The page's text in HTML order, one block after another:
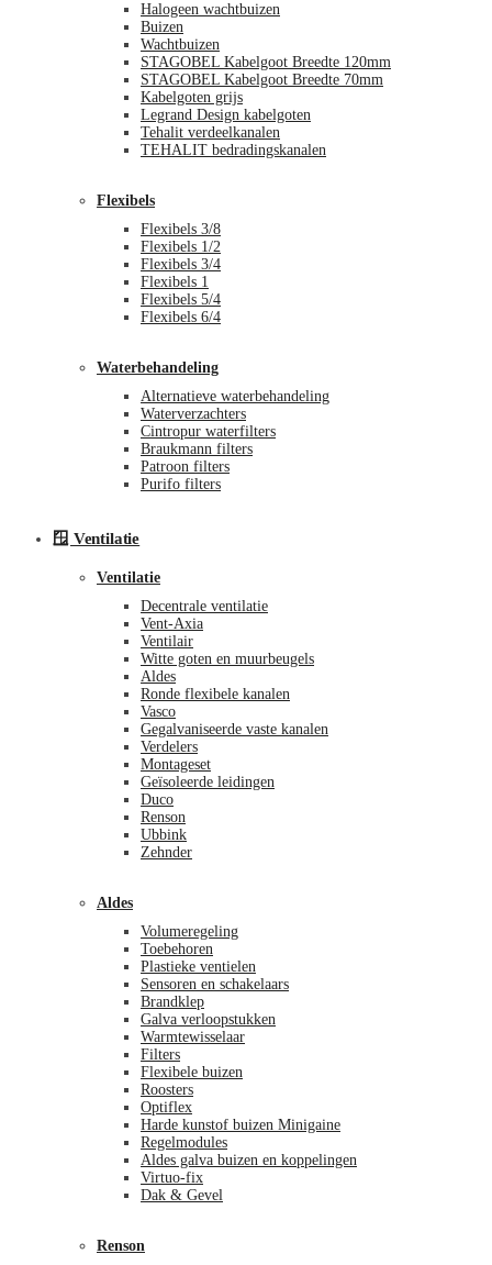
Halogeen wachtbuizen
Buizen
Wachtbuizen
STAGOBEL Kabelgoot Breedte 120mm
STAGOBEL Kabelgoot Breedte 70mm
Kabelgoten grijs
Legrand Design kabelgoten
Tehalit verdeelkanalen
TEHALIT bedradingskanalen
Flexibels
Flexibels 3/8
Flexibels 1/2
Flexibels 3/4
Flexibels 1
Flexibels 5/4
Flexibels 6/4
Waterbehandeling
Alternatieve waterbehandeling
Waterverzachters
Cintropur waterfilters
Braukmann filters
Patroon filters
Purifo filters
🪟 Ventilatie
Ventilatie
Decentrale ventilatie
Vent-Axia
Ventilair
Witte goten en muurbeugels
Aldes
Ronde flexibele kanalen
Vasco
Gegalvaniseerde vaste kanalen
Verdelers
Montageset
Geïsoleerde leidingen
Duco
Renson
Ubbink
Zehnder
Aldes
Volumeregeling
Toebehoren
Plastieke ventielen
Sensoren en schakelaars
Brandklep
Galva verloopstukken
Warmtewisselaar
Filters
Flexibele buizen
Roosters
Optiflex
Harde kunstof buizen Minigaine
Regelmodules
Aldes galva buizen en koppelingen
Virtuo-fix
Dak & Gevel
Renson